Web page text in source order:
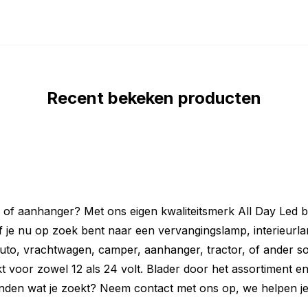
kun je dit koppelstuk van 10mm breed
Recent bekeken producten
aanhanger? Met ons eigen kwaliteitsmerk All Day Led
nu op zoek bent naar een vervangingslamp,
vrachtwagen, camper, aanhanger, tractor, of ander
voor zowel 12 als 24 volt. Blader door het assortiment
wat je zoekt? Neem contact met ons op, we helpen